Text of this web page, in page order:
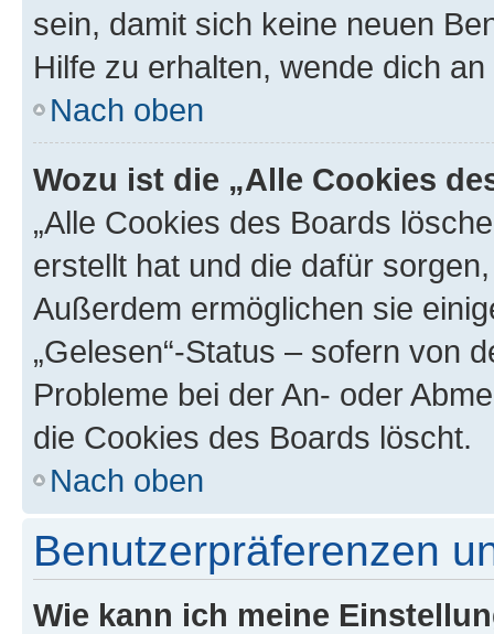
sein, damit sich keine neuen
Hilfe zu erhalten, wende dich
Nach oben
Wozu ist die „Alle Cookies
„Alle Cookies des Boards
erstellt hat und die dafür
Außerdem ermöglichen sie
„Gelesen“-Status – sofern von
Probleme bei der An- oder
die Cookies des Boards löscht.
Nach oben
Benutzerpräferenzen
Wie kann ich meine